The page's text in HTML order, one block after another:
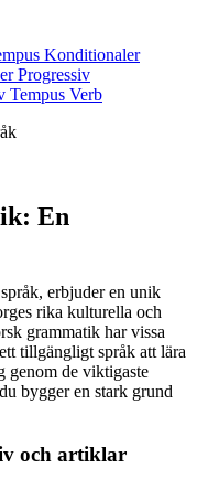
Konditionaler
Progressiv
Tempus Verb
En
erbjuder en unik
rika kulturella och
grammatik har vissa
tillgängligt språk att lära
genom de viktigaste
bygger en stark grund
och artiklar